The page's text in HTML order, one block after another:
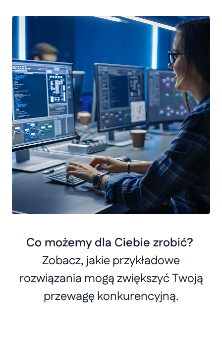
Co możemy dla Ciebie zrobić?
Zobacz, jakie przykładowe
rozwiązania mogą zwiększyć Twoją
przewagę konkurencyjną.